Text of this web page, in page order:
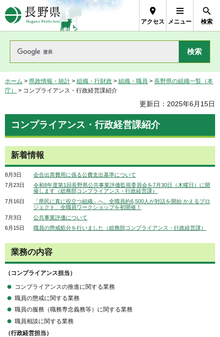
長野県Nagano Prefecture
アクセス メニュー 検索
ホーム > 県政情報・統計 > 組織・行財政 > 組織・職員 > 長野県の組織一覧（本
庁）
> コンプライアンス・行政経営課紹介
更新日：2025年6月15日
コンプライアンス・行政経営課紹介
新着情報
8月3日
会合出席費用に係る公費支出基準について
7月23日
令和8年度第1回長野県公共事業評価監視委員会を7月30日（木曜日）に開
催します（総務部コンプライアンス・行政経営課）
7月16日
「県民に真に役立つ組織」へ、全職員約6,500人が対話を開始 かえるプロ
ジェクト、全職員ワークショップを初開催！
7月3日
公共事業評価について
6月15日
職員の懲戒処分を行いました（総務部コンプライアンス・行政経営課）
業務の内容
（コンプライアンス担当）
コンプライアンスの推進に関する業務
職員の懲戒に関する業務
職員の服務（職務専念義務等）に関する業務
職員相談に関する業務
（行政経営担当）